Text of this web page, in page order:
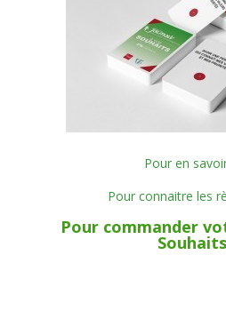
Pour en
Pour connaitre les
Pour commander